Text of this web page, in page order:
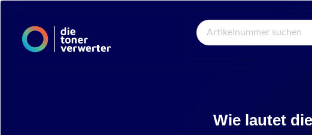
Global Search
Wie lautet